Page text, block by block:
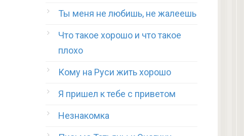
Ты меня не любишь, не жалеешь
Что такое хорошо и что такое
плохо
Кому на Руси жить хорошо
Я пришел к тебе с приветом
Незнакомка